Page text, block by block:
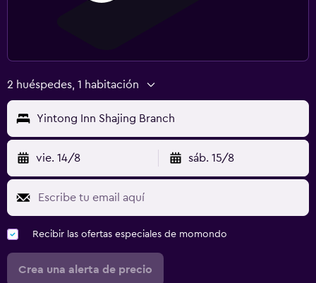
2 huéspedes, 1 habitación
Yintong Inn Shajing Branch
vie. 14/8 sáb. 15/8
Recibir las ofertas especiales de momondo
Crea una alerta de precio